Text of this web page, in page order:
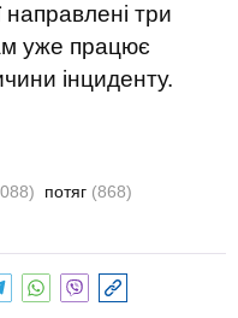
направлені три
уже працює
інциденту.
потяг (868)